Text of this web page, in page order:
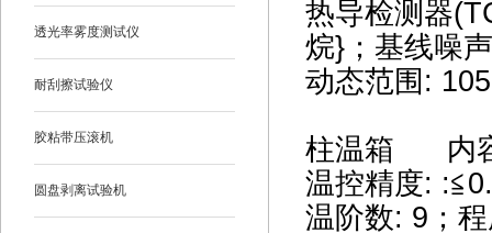
透光率雾度测试仪
耐刮擦试验仪
胶粘带压滚机
圆盘剥离试验机
热导检测器
烷}；基线噪
动态范围:
柱温箱 内容
温控精度:
温阶数: 9；